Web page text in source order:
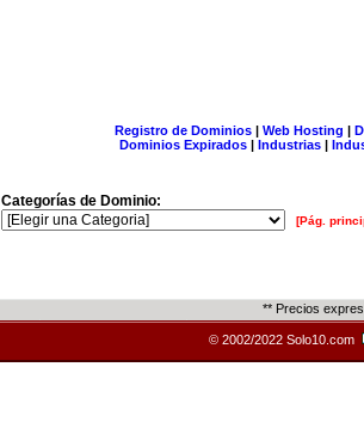
Registro de Dominios| Web Hosting |
Dominios Expirados | Industrias |
Categorías de Dominio:
[Pág.
** Precios
© 2002/2022 Solo10.com